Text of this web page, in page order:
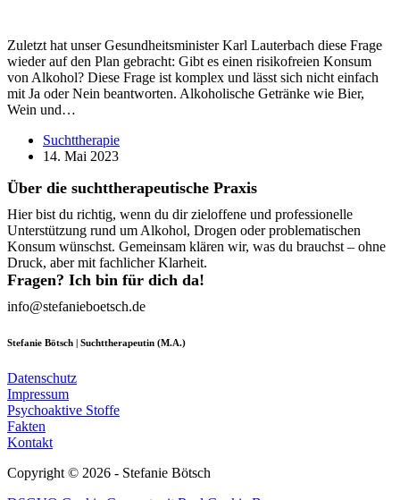
Zuletzt hat unser Gesundheitsminister Karl Lauterbach diese Frage
wieder auf den Plan gebracht: Gibt es einen risikofreien Konsum
von Alkohol? Diese Frage ist komplex und lässt sich nicht einfach
mit Ja oder Nein beantworten. Alkoholische Getränke wie Bier,
Wein und…
Suchttherapie
14. Mai 2023
Über die suchttherapeutische Praxis
Hier bist du richtig, wenn du dir zieloffene und professionelle
Unterstützung rund um Alkohol, Drogen oder problematischen
Konsum wünschst. Gemeinsam klären wir, was du brauchst – ohne
Druck, aber mit fachlicher Klarheit.
Fragen? Ich bin für dich da!
info@stefanieboetsch.de
Stefanie Bötsch | Suchttherapeutin (M.A.)
Datenschutz
Impressum
Psychoaktive Stoffe
Fakten
Kontakt
Copyright © 2026 - Stefanie Bötsch